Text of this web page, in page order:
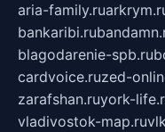
aria-family.ru
bankaribi.ru
blagodarenie-spb.ru
cardvoice.ruzed-
zarafshan.ruyork-
vladivostok-map.ru